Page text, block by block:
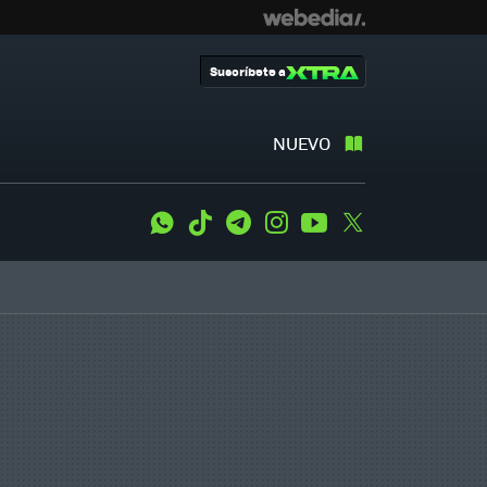
NUEVO
Suscríbete a
WhatsApp
Tiktok TelegramInstagramYoutube